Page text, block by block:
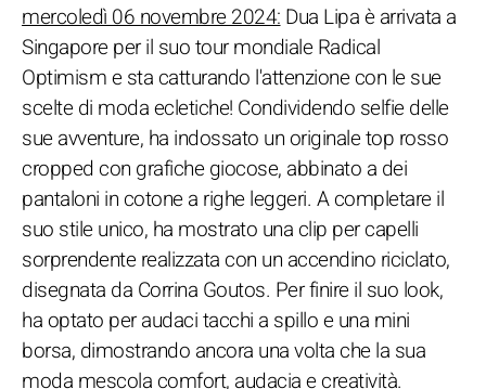
mercoledì 06 novembre 2024: Dua Lipa è arrivata a
Singapore per il suo tour mondiale Radical
Optimism e sta catturando l'attenzione con le sue
scelte di moda ecletiche! Condividendo selfie delle
sue avventure, ha indossato un originale top rosso
cropped con grafiche giocose, abbinato a dei
pantaloni in cotone a righe leggeri. A completare il
suo stile unico, ha mostrato una clip per capelli
sorprendente realizzata con un accendino riciclato,
disegnata da Corrina Goutos. Per finire il suo look,
ha optato per audaci tacchi a spillo e una mini
borsa, dimostrando ancora una volta che la sua
moda mescola comfort, audacia e creatività.